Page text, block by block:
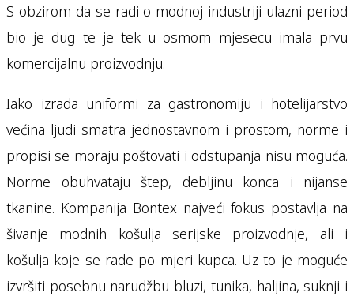
S obzirom da se radi o modnoj industriji ulazni period
bio je dug te je tek u osmom mjesecu imala prvu
komercijalnu proizvodnju.
Iako izrada uniformi za gastronomiju i hotelijarstvo
većina ljudi smatra jednostavnom i prostom, norme i
propisi se moraju poštovati i odstupanja nisu moguća.
Norme obuhvataju štep, debljinu konca i nijanse
tkanine. Kompanija Bontex najveći fokus postavlja na
šivanje modnih košulja serijske proizvodnje, ali i
košulja koje se rade po mjeri kupca. Uz to je moguće
izvršiti posebnu narudžbu bluzi, tunika, haljina, suknji i